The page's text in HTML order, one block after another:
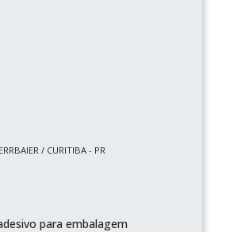
/ CURITIBA - PR
para embalagem